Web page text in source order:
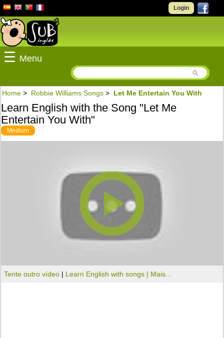
Login
☰ Menu
Home > Robbie Williams Songs > Let Me Entertain You With
Learn English with the Song "Let Me
Entertain You With"
Medium
Tente outro vídeo | Learn English with songs | Mais...